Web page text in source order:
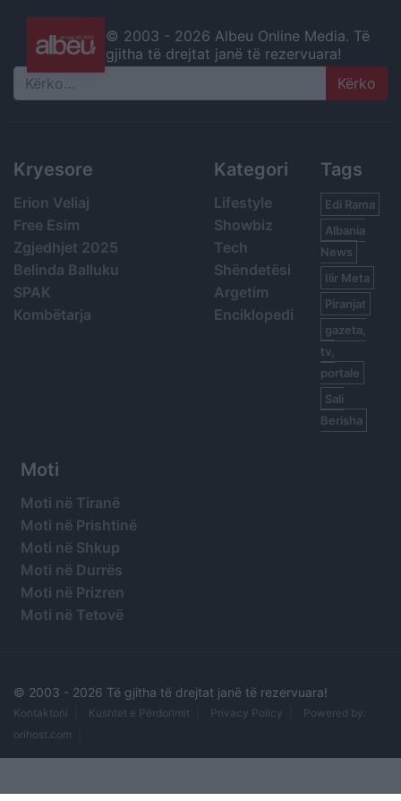
© 2003 - 2026 Albeu Online Media. Të
gjitha të drejtat janë të rezervuara!
Search
Kryesore
Erion Veliaj
Free Esim
Zgjedhjet 2025
Belinda Balluku
SPAK
Kombëtarja
Kategori
Lifestyle
Showbiz
Tech
Shëndetësi
Argetim
Enciklopedi
Tags
Edi Rama
Albania
News
Ilir Meta
Piranjat
gazeta,
tv,
portale
Sali
Berisha
Moti
Moti në Tiranë
Moti në Prishtinë
Moti në Shkup
Moti në Durrës
Moti në Prizren
Moti në Tetovë
© 2003 - 2026 Të gjitha të drejtat janë të rezervuara!
Kontaktoni Kushtet e Përdorimit Privacy Policy
Powered by:
orihost.com